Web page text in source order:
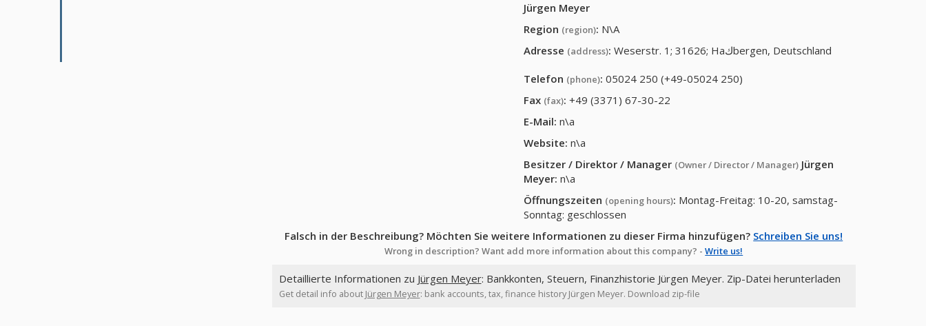
Jürgen Meyer
Region (region): N\A
Adresse (address): Weserstr. 1; 31626; Haكbergen, Deutschland
Telefon (phone): 05024 250 (+49-05024 250)
Fax (fax): +49 (3371) 67-30-22
E-Mail: n\a
Website: n\a
Besitzer / Direktor / Manager (Owner / Director / Manager) Jürgen
Meyer: n\a
Öffnungszeiten (opening hours): Montag-Freitag: 10-20, samstag-
Sonntag: geschlossen
Falsch in der Beschreibung? Möchten Sie weitere Informationen zu dieser Firma hinzufügen? Schreiben Sie uns!
Wrong in description? Want add more information about this company? -Write us!
Detaillierte Informationen zu Jürgen Meyer: Bankkonten, Steuern, Finanzhistorie Jürgen Meyer. Zip-Datei herunterladen
Get detail info about Jürgen Meyer: bank accounts, tax, finance history Jürgen Meyer. Download zip-file